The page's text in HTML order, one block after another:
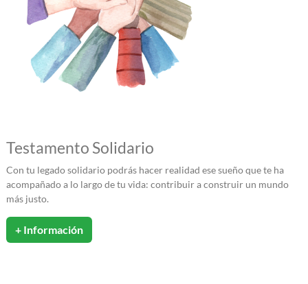
Testamento Solidario
Con tu legado solidario podrás hacer realidad ese sueño que te ha
acompañado a lo largo de tu vida: contribuir a construir un mundo
más justo.
+ Información